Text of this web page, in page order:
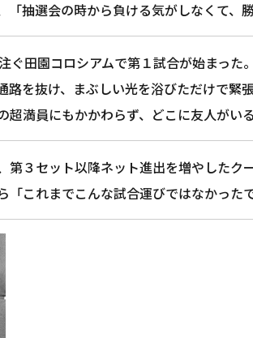
「抽選会の時から負ける気がしなくて、
ぐ田園コロシアムで第１試合が始まっ
路を抜け、まぶしい光を浴びただけで緊
超満員にもかかわらず、どこに友人がい
第３セット以降ネット進出を増やした
「これまでこんな試合運びではなかった